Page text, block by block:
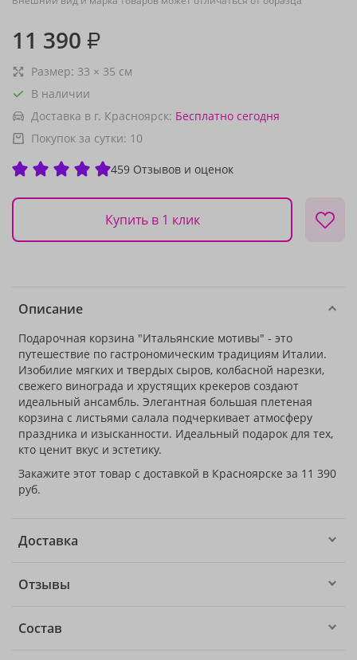
11 390 ₽
Размер: 33 × 35 см
В наличии
Доставка в г. Красноярск: Бесплатно сегодня
Покупок за сутки: 10
459 Отзывов и оценок
Купить в 1 клик
Описание
Подарочная корзина "Итальянские мотивы" - это
путешествие по гастрономическим традициям Италии.
Изобилие мягких и твердых сыров, колбасной нарезки,
свежего винограда и хрустящих крекеров создают
идеальный ансамбль. Элегантная большая плетеная
корзина с листьями салала подчеркивает атмосферу
праздника и изысканности. Идеальный подарок для тех,
кто ценит вкус и эстетику.
Закажите этот товар с доставкой в Красноярске за 11 390
руб.
Доставка
Отзывы
Состав